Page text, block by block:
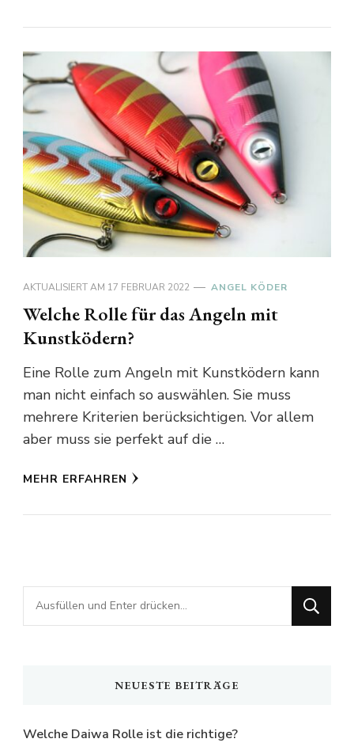
AKTUALISIERT AM 17 FEBRUAR 2022 ANGEL KÖDER
Welche Rolle für das Angeln mit
Kunstködern?
Eine Rolle zum Angeln mit Kunstködern kann
man nicht einfach so auswählen. Sie muss
mehrere Kriterien berücksichtigen. Vor allem
aber muss sie perfekt auf die …
MEHR ERFAHREN
Suchst
du
NEUESTE BEITRÄGE
Welche Daiwa Rolle ist die richtige?